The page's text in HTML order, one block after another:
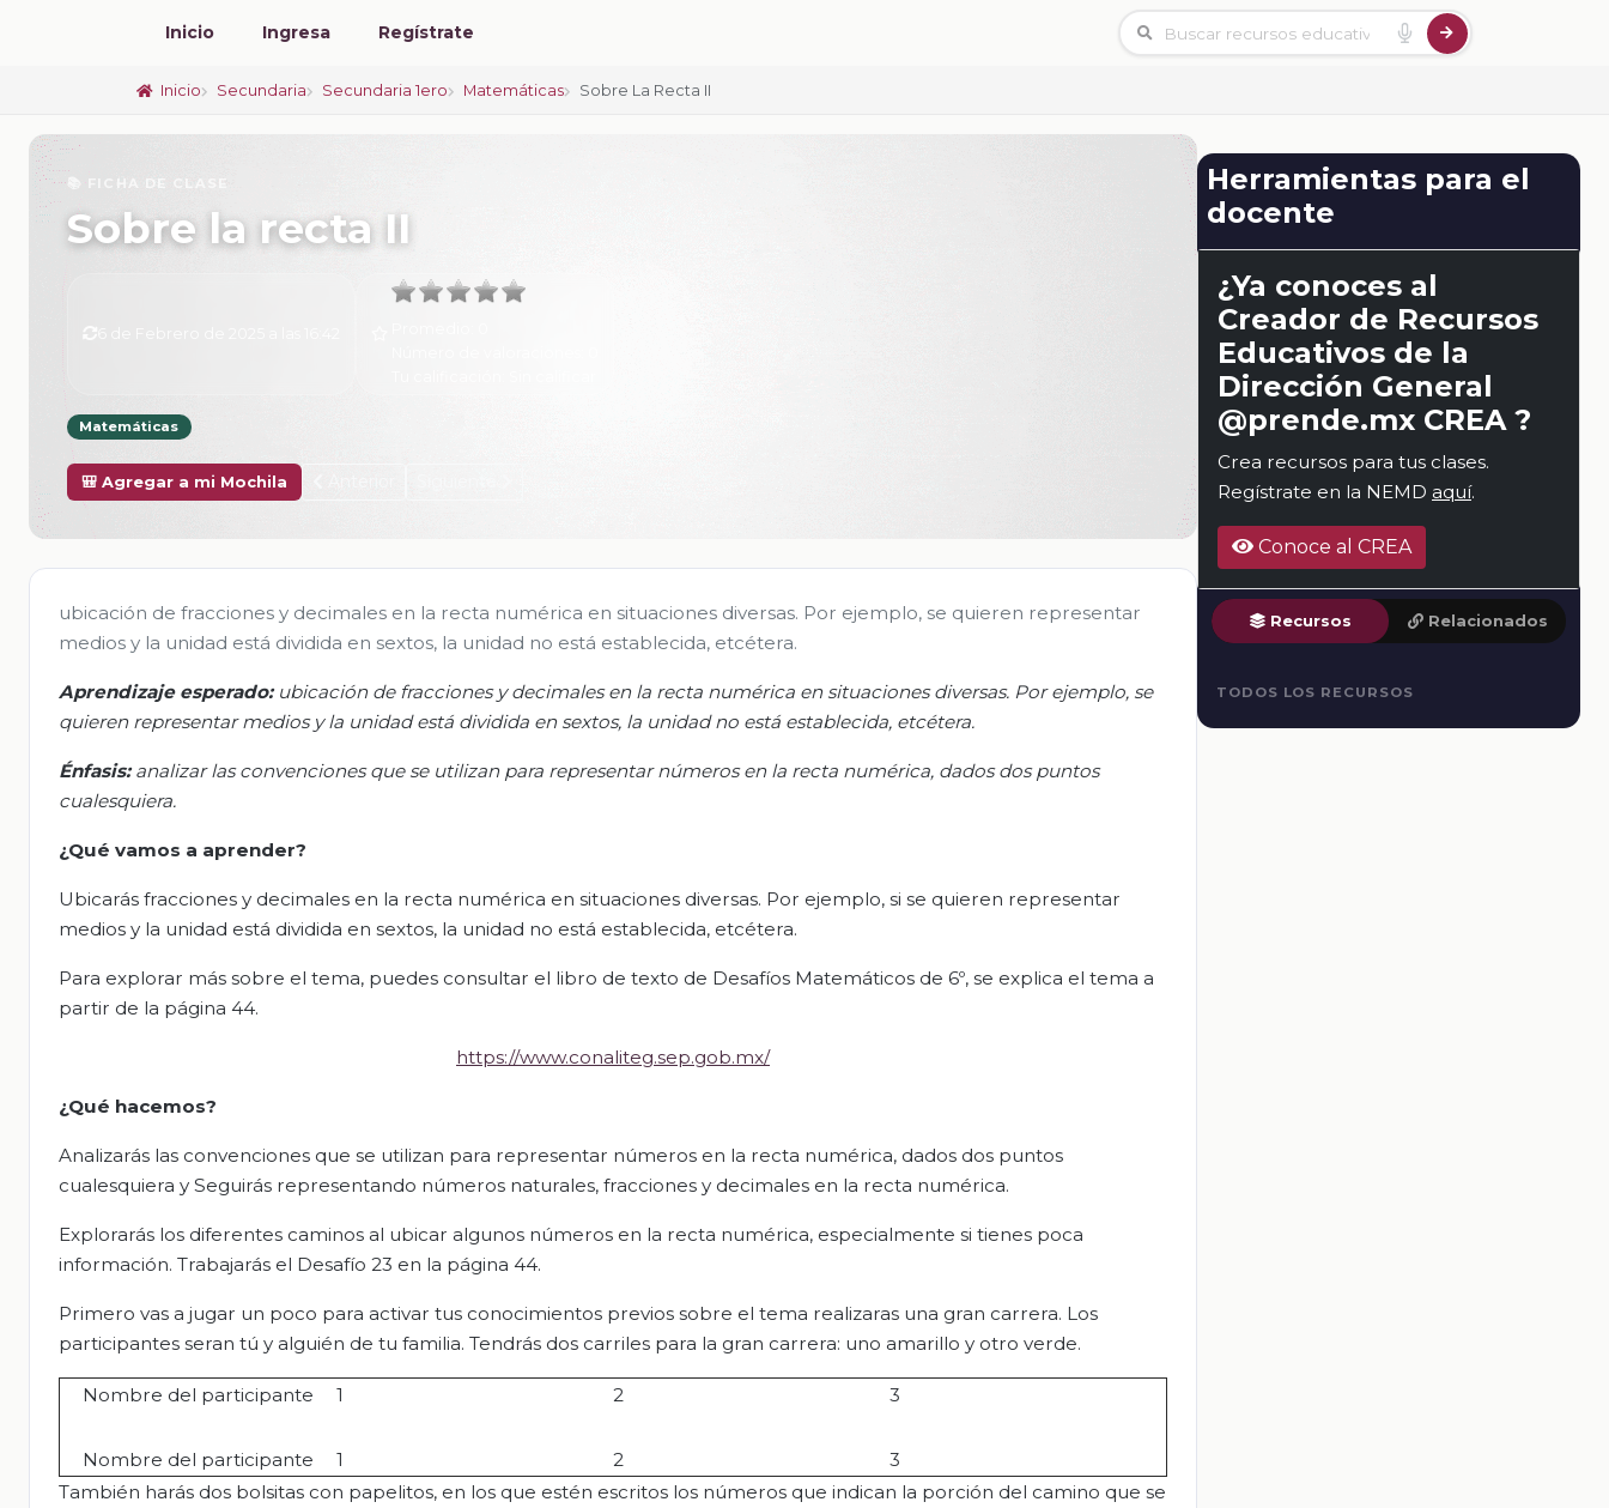
Inicio Ingresa Regístrate
Inicio Secundaria Secundaria 1ero Matemáticas Sobre La Recta II
📚 FICHA DE CLASE
Sobre la recta II
Matemáticas
🎒 Agregar a mi Mochila
ubicación de fracciones y decimales en la recta numérica en situaciones diversas. Por ejemplo, se quieren representar
medios y la unidad está dividida en sextos, la unidad no está establecida, etcétera.
Aprendizaje esperado: ubicación de fracciones y decimales en la recta numérica en situaciones diversas. Por ejemplo, se
quieren representar medios y la unidad está dividida en sextos, la unidad no está establecida, etcétera.
Énfasis: analizar las convenciones que se utilizan para representar números en la recta numérica, dados dos puntos
cualesquiera.
¿Qué vamos a aprender?
Ubicarás fracciones y decimales en la recta numérica en situaciones diversas. Por ejemplo, si se quieren representar
medios y la unidad está dividida en sextos, la unidad no está establecida, etcétera.
Para explorar más sobre el tema, puedes consultar el libro de texto de Desafíos Matemáticos de 6º, se explica el tema a
partir de la página 44.
https://www.conaliteg.sep.gob.mx/
¿Qué hacemos?
Analizarás las convenciones que se utilizan para representar números en la recta numérica, dados dos puntos
cualesquiera y Seguirás representando números naturales, fracciones y decimales en la recta numérica.
Explorarás los diferentes caminos al ubicar algunos números en la recta numérica, especialmente si tienes poca
información. Trabajarás el Desafío 23 en la página 44.
Primero vas a jugar un poco para activar tus conocimientos previos sobre el tema realizaras una gran carrera. Los
participantes seran tú y alguién de tu familia. Tendrás dos carriles para la gran carrera: uno amarillo y otro verde.
Nombre del participante 1 2 3
Nombre del participante 1 2
3
También harás dos bolsitas con papelitos, en los que estén escritos los números que indican la porción del camino que se
Herramientas para el
docente
¿Ya conoces al
Creador de Recursos
Educativos de la
Dirección General
@prende.mx CREA ?
Crea recursos para tus clases.
Regístrate en la NEMD aquí.
Conoce al CREA
Recursos Relacionados
TODOS LOS RECURSOS